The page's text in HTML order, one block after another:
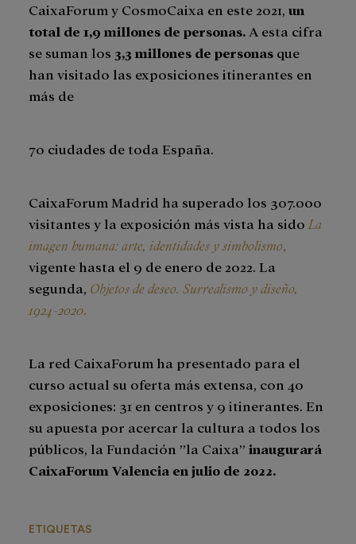
CaixaForum y CosmoCaixa en este 2021, un
total de 1,9 millones de personas. A esta cifra
se suman los 3,3 millones de personas que
han visitado las exposiciones itinerantes en
más de
70 ciudades de toda España.
CaixaForum Madrid ha superado los 307.000
visitantes y la exposición más vista ha sido La
imagen humana: arte, identidades y simbolismo,
vigente hasta el 9 de enero de 2022. La
segunda, Objetos de deseo. Surrealismo y diseño,
1924-2020.
La red CaixaForum ha presentado para el
curso actual su oferta más extensa, con 40
exposiciones: 31 en centros y 9 itinerantes. En
su apuesta por acercar la cultura a todos los
públicos, la Fundación ”la Caixa” inaugurará
CaixaForum Valencia en julio de 2022.
ETIQUETAS